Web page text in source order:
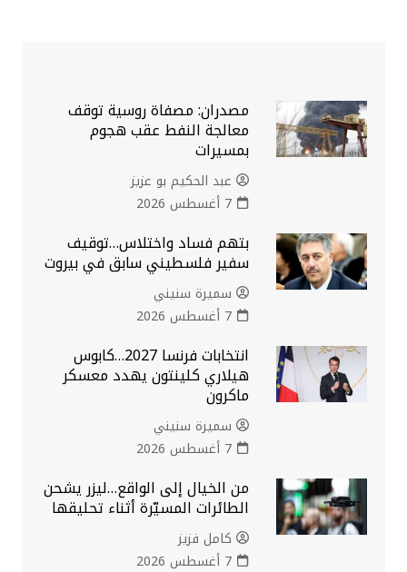
مصدران: مصفاة روسية توقف
معالجة النفط عقب هجوم
بمسيرات
عبد الحكيم بو عزيز
7 أغسطس 2026
بتهم فساد واختلاس…توقيف
سفير فلسطيني سابق في بيروت
سميرة سنيني
7 أغسطس 2026
انتخابات فرنسا 2027…كابوس
هيلاري كلينتون يهدد معسكر
ماكرون
سميرة سنيني
7 أغسطس 2026
من الخيال إلى الواقع…ليزر يشحن
الطائرات المسيّرة أثناء تحليقها
كامل فزيز
7 أغسطس 2026